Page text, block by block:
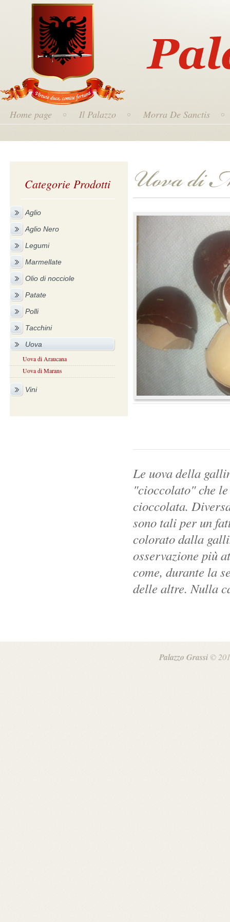
Home page Il Palazzo Morra De Sanctis
Categorie Prodotti
Aglio
Aglio Nero
Legumi
Marmellate
Olio di nocciole
Patate
Polli
Tacchini
Uova
Uova di Araucana
Uova di Marans
Vini
Le uova della
"cioccolato" che
cioccolata.
sono tali per un
colorato dalla
osservazione più
come, durante la
delle altre. Nulla
Palazzo Grassi©